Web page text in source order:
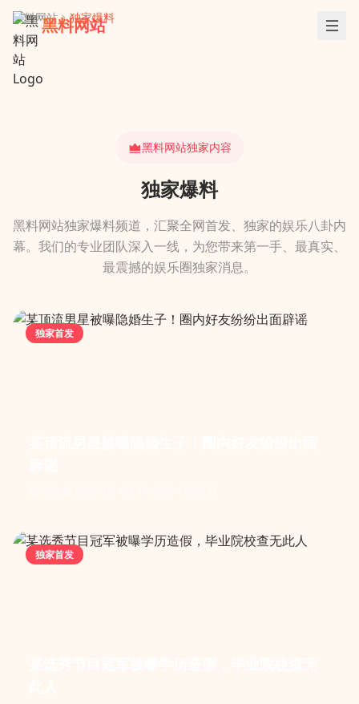
黑料网站
黑料网站 独家爆料
黑料网站独家内容
独家爆料
黑料网站独家爆料频道，汇聚全网首发、独家的娱乐八卦内
幕。我们的专业团队深入一线，为您带来第一手、最真实、
最震撼的娱乐圈独家消息。
独家首发
独家首发